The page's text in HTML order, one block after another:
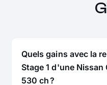
Quels gains avec la
Stage 1 d'une
530 ch ?